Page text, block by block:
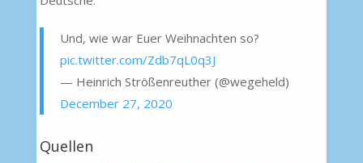
Und, wie war Euer Weihnachten so?
pic.twitter.com/Zdb7qL0q3J
— Heinrich Strößenreuther (@wegeheld)
December 27, 2020
Quellen